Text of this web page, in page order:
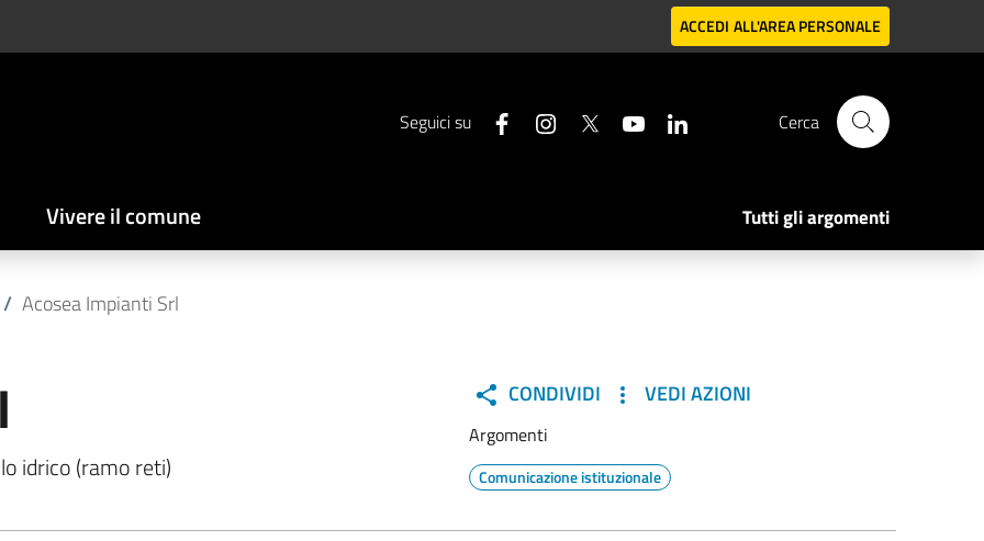
ACCEDI ALL'AREA PERSONALE
Seguici su Cerca
Vivere il comune Tutti gli argomenti
/ Acosea Impianti Srl
idrico (ramo reti)
CONDIVIDI VEDI AZIONI
Argomenti
Comunicazione istituzionale